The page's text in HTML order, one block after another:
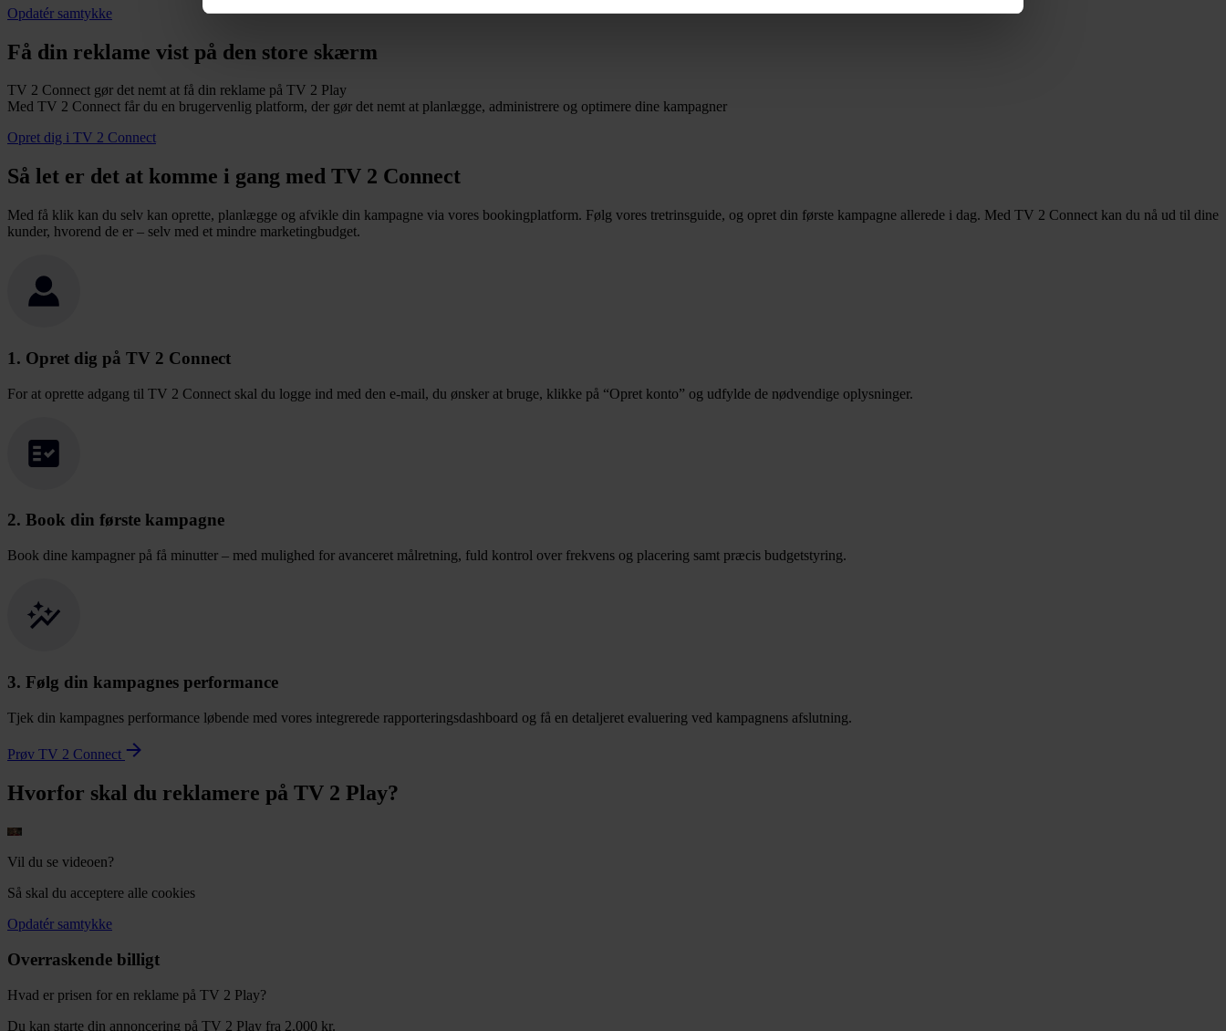
Opdatér samtykke
Få din reklame vist på den store skærm
TV 2 Connect gør det nemt at få din reklame på TV 2 Play
Med TV 2 Connect får du en brugervenlig platform, der gør det nemt at planlægge, administrere og optimere dine kampagner
Opret dig i TV 2 Connect
Så let er det at komme i gang med TV 2 Connect
Med få klik kan du selv kan oprette, planlægge og afvikle din kampagne via vores bookingplatform. Følg vores tretrinsguide, og opret din første kampagne allerede i dag. Med TV 2 Connect kan du nå ud til dine
kunder, hvorend de er – selv med et mindre marketingbudget.
1. Opret dig på TV 2 Connect
For at oprette adgang til TV 2 Connect skal du logge ind med den e-mail, du ønsker at bruge, klikke på “Opret konto” og udfylde de nødvendige oplysninger.
2. Book din første kampagne
Book dine kampagner på få minutter – med mulighed for avanceret målretning, fuld kontrol over frekvens og placering samt præcis budgetstyring.
3. Følg din kampagnes performance
Tjek din kampagnes performance løbende med vores integrerede rapporteringsdashboard og få en detaljeret evaluering ved kampagnens afslutning.
Prøv TV 2 Connect
Hvorfor skal du reklamere på TV 2 Play?
Vil du se videoen?
Så skal du acceptere alle cookies
Opdatér samtykke
Overraskende billigt
Hvad er prisen for en reklame på TV 2 Play?
Du kan starte din annoncering på TV 2 Play fra 2.000 kr.